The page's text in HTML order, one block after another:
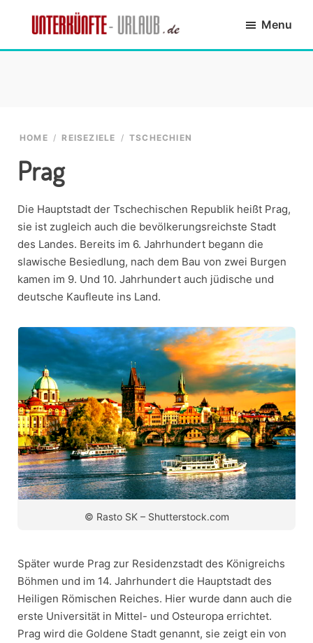
Unterkünfte-
finde
Menu
HOME / REISEZIELE / TSCHECHIEN
Prag
Die Hauptstadt der Tschechischen Republik heißt Prag,
sie ist zugleich auch die bevölkerungsreichste Stadt
des Landes. Bereits im 6. Jahrhundert begann die
slawische Besiedlung, nach dem Bau von zwei Burgen
kamen im 9. Und 10. Jahrhundert auch jüdische und
deutsche Kaufleute ins Land.
© Rasto SK – Shutterstock.com
Später wurde Prag zur Residenzstadt des Königreichs
Böhmen und im 14. Jahrhundert die Hauptstadt des
Heiligen Römischen Reiches. Hier wurde dann auch die
erste Universität in Mittel- und Osteuropa errichtet.
Prag wird die Goldene Stadt genannt, sie zeigt ein von